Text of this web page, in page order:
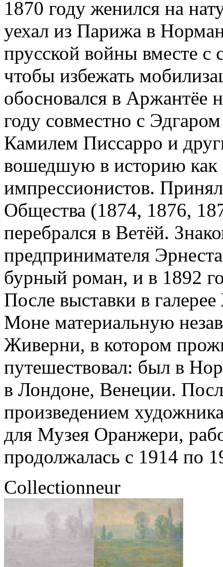
1870 году женился на
уехал из Парижа в
прусской войны вместе с
чтобы избежать
обосновался в Аржантёе
году совместно с
Камилем Писсарро и
вошедшую в историю как
импрессионистов.
Общества (1874, 1876,
перебрался в Ветёй.
предпринимателя
бурный роман, и в 1892
После выставки в
Моне материальную
Живерни, в котором
путешествовал: был в
в Лондоне, Венеции.
произведением
для Музея Оранжери,
продолжалась с 1914 по
Collectionneur